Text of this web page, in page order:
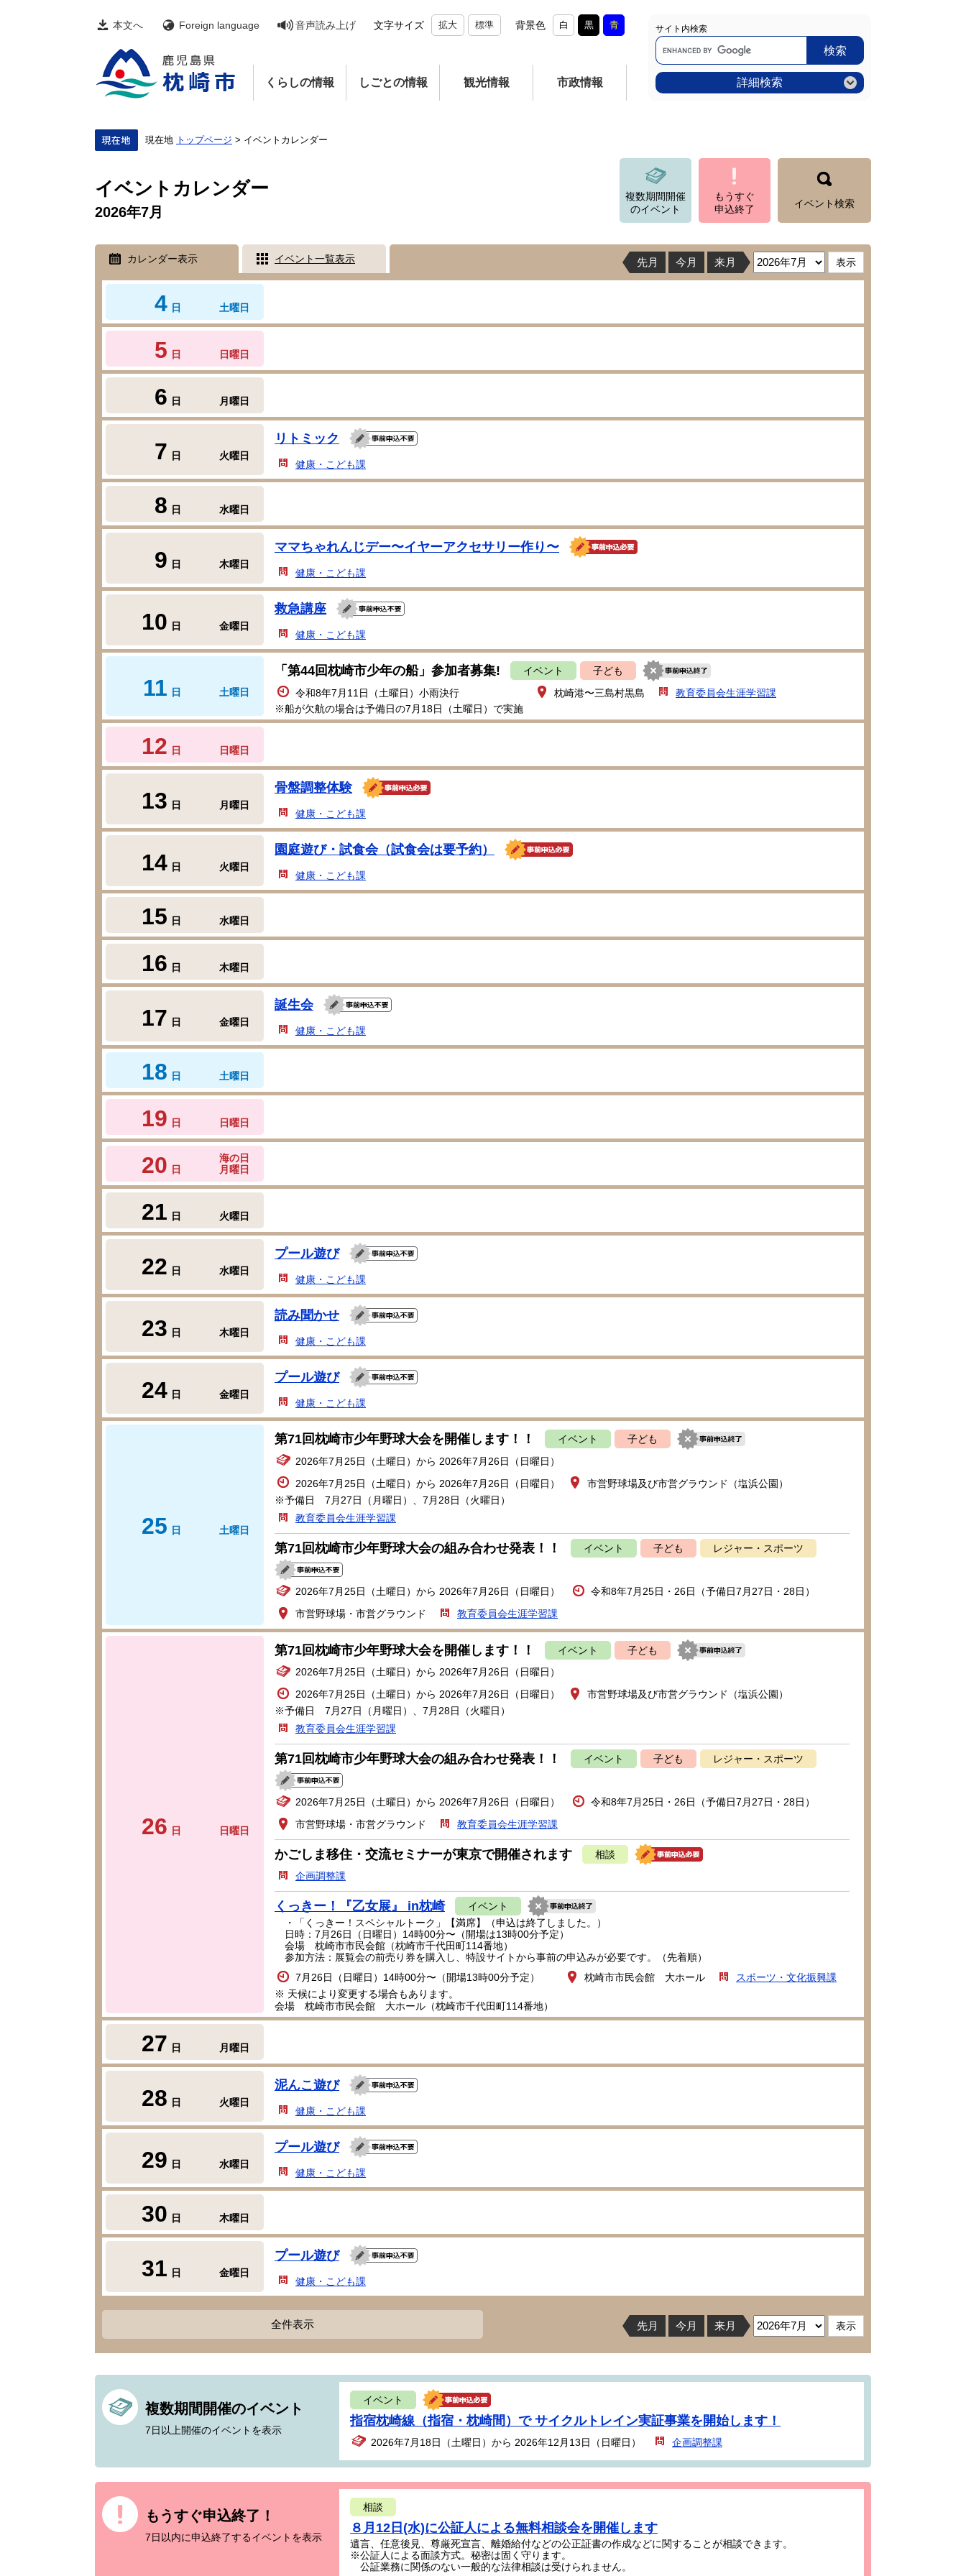
本文へ Foreign language 音声読み上げ 文字サイズ 拡大 標準 背景色 白 黒 青
くらしの情報 しごとの情報 観光情報 市政情報
サイト内検索
Google
カ
ス
タ
ム
検
詳細検索
現在地 トップページ > イベントカレンダー
イベントカレンダー
複数期間開催
のイベント
もうすぐ
申込終了
イベント検索
2026年7月
カレンダー表示 イベント一覧表示 先月 今月 来月
4 日 土曜日
5 日 日曜日
6 日 月曜日
7 日 火曜日
リトミック
健康・こども課
8 日 水曜日
9 日 木曜日
ママちゃれんじデー〜イヤーアクセサリー作り〜
健康・こども課
10 日 金曜日
救急講座
健康・こども課
11 日 土曜日
「第44回枕崎市少年の船」参加者募集! イベント
子ども
令和8年7月11日（土曜日）小雨決行
※船が欠航の場合は予備日の7月18日（土曜日）で実施
枕崎港〜三島村黒島 教育委員会生涯学習課
12 日 日曜日
13 日 月曜日
骨盤調整体験
健康・こども課
14 日 火曜日
園庭遊び・試食会（試食会は要予約）
健康・こども課
15 日 水曜日
16 日 木曜日
17 日 金曜日
誕生会
健康・こども課
18 日 土曜日
19 日 日曜日
20 日
海の日
月曜日
21 日 火曜日
22 日 水曜日
プール遊び
健康・こども課
23 日 木曜日
読み聞かせ
健康・こども課
24 日 金曜日
プール遊び
健康・こども課
25 日 土曜日
第71回枕崎市少年野球大会を開催します！！ イベント
子ども
2026年7月25日（土曜日）から 2026年7月26日（日曜日）
2026年7月25日（土曜日）から 2026年7月26日（日曜日）
※予備日 7月27日（月曜日）、7月28日（火曜日）
市営野球場及び市営グラウンド（塩浜公園）
教育委員会生涯学習課
第71回枕崎市少年野球大会の組み合わせ発表！！ イベント 子ども レジャー・スポーツ
2026年7月25日（土曜日）から 2026年7月26日（日曜日）
令和8年7月25日・26日（予備日7月27日・28日）
市営野球場・市営グラウンド
教育委員会生涯学習課
26 日 日曜日
第71回枕崎市少年野球大会を開催します！！ イベント
子ども
2026年7月25日（土曜日）から 2026年7月26日（日曜日）
2026年7月25日（土曜日）から 2026年7月26日（日曜日）
※予備日 7月27日（月曜日）、7月28日（火曜日）
市営野球場及び市営グラウンド（塩浜公園）
教育委員会生涯学習課
第71回枕崎市少年野球大会の組み合わせ発表！！ イベント 子ども レジャー・スポーツ
2026年7月25日（土曜日）から 2026年7月26日（日曜日）
令和8年7月25日・26日（予備日7月27日・28日）
市営野球場・市営グラウンド
教育委員会生涯学習課
かごしま移住・交流セミナーが東京で開催されます
相談
企画調整課
くっきー！『乙女展』 in枕崎
イベント
・「くっきー！スペシャルトーク」【満席】（申込は終了しました。）
日時：7月26日（日曜日）14時00分〜（開場は13時00分予定）
会場 枕崎市市民会館（枕崎市千代田町114番地）
参加方法：展覧会の前売り券を購入し、特設サイトから事前の申込みが必要です。（先着順）
7月26日（日曜日）14時00分〜（開場13時00分予定）
※ 天候により変更する場合もあります。
会場 枕崎市市民会館 大ホール（枕崎市千代田町114番地）
枕崎市市民会館 大ホール スポーツ・文化振興課
27 日 月曜日
28 日 火曜日
泥んこ遊び
健康・こども課
29 日 水曜日
プール遊び
健康・こども課
30 日 木曜日
31 日 金曜日
プール遊び
健康・こども課
全件表示 先月 今月 来月
複数期間開催のイベント
7日以上開催のイベントを表示
イベント
指宿枕崎線（指宿・枕崎間）で サイクルトレイン実証事業を開始します！
2026年7月18日（土曜日）から 2026年12月13日（日曜日） 企画調整課
もうすぐ申込終了！
7日以内に申込終了するイベントを表示
相談
８月12日(水)に公証人による無料相談会を開催します
遺言、任意後見、尊厳死宣言、離婚給付などの公正証書の作成などに関することが相談できます。
※公証人による面談方式。秘密は固く守ります。
公証業務に関係のない一般的な法律相談は受けられません。